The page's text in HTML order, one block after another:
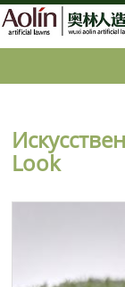
Look